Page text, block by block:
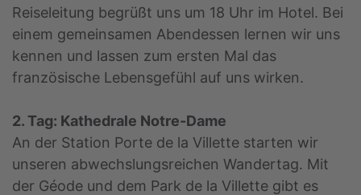
Reiseleitung begrüßt uns um 18 Uhr im Hotel. Bei
einem gemeinsamen Abendessen lernen wir uns
kennen und lassen zum ersten Mal das
französische Lebensgefühl auf uns wirken.
2. Tag: Kathedrale Notre-Dame
An der Station Porte de la Villette starten wir
unseren abwechslungsreichen Wandertag. Mit
der Géode und dem Park de la Villette gibt es